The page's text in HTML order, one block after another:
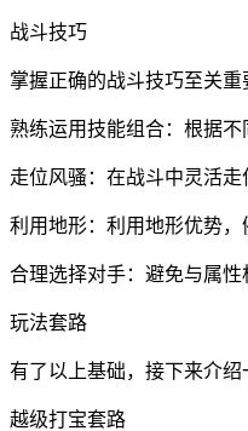
战斗技巧
掌握正确的战斗技巧至关重
熟练运用技能组合：根据不
走位风骚：在战斗中灵活走
利用地形：利用地形优势，
合理选择对手：避免与属性
玩法套路
有了以上基础，接下来介绍
越级打宝套路